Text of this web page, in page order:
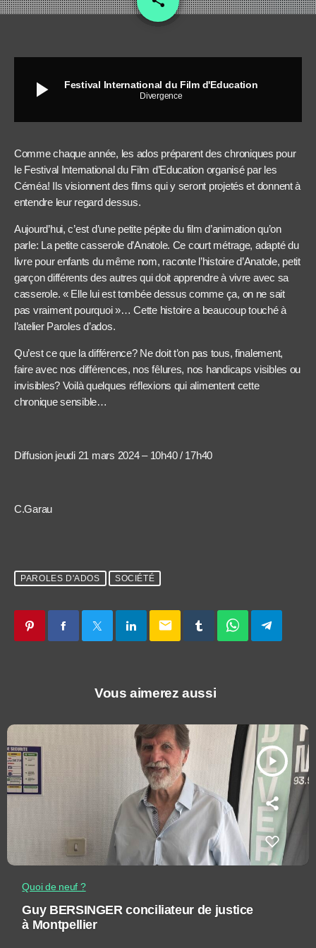
play_arrow Festival International du Film d'Education
Divergence
Comme chaque année, les ados préparent des chroniques pour
le Festival International du Film d’Education organisé par les
Céméa! Ils visionnent des films qui y seront projetés et donnent à
entendre leur regard dessus.
Aujourd’hui, c’est d’une petite pépite du film d’animation qu’on
parle: La petite casserole d’Anatole. Ce court métrage, adapté du
livre pour enfants du même nom, raconte l’histoire d’Anatole, petit
garçon différents des autres qui doit apprendre à vivre avec sa
casserole. « Elle lui est tombée dessus comme ça, on ne sait
pas vraiment pourquoi »… Cette histoire a beaucoup touché à
l’atelier Paroles d’ados.
Qu’est ce que la différence? Ne doit t’on pas tous, finalement,
faire avec nos différences, nos fêlures, nos handicaps visibles ou
invisibles? Voilà quelques réflexions qui alimentent cette
chronique sensible…
Diffusion jeudi 21 mars 2024 – 10h40 / 17h40
C.Garau
PAROLES D'ADOS SOCIÉTÉ
email
Vous aimerez aussi
play_arrow
Quoi de neuf ?
Guy BERSINGER conciliateur de justice
à Montpellier